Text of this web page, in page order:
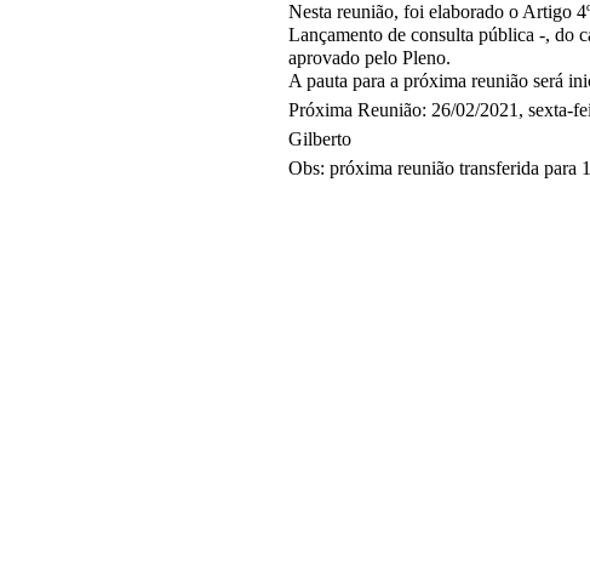
Nesta reunião, foi elaborado o Artigo
Lançamento de consulta pública -, do
aprovado pelo Pleno.
A pauta para a próxima reunião será
Próxima Reunião: 26/02/2021, sexta-
Gilberto
Obs: próxima reunião transferida para